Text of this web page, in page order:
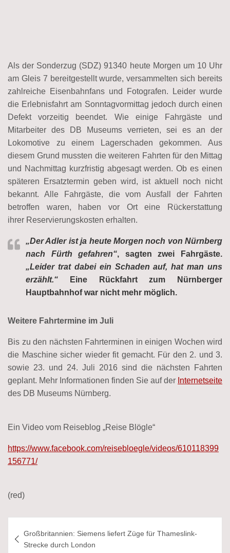
Als der Sonderzug (SDZ) 91340 heute Morgen um 10 Uhr
am Gleis 7 bereitgestellt wurde, versammelten sich bereits
zahlreiche Eisenbahnfans und Fotografen. Leider wurde
die Erlebnisfahrt am Sonntagvormittag jedoch durch einen
Defekt vorzeitig beendet. Wie einige Fahrgäste und
Mitarbeiter des DB Museums verrieten, sei es an der
Lokomotive zu einem Lagerschaden gekommen. Aus
diesem Grund mussten die weiteren Fahrten für den Mittag
und Nachmittag kurzfristig abgesagt werden. Ob es einen
späteren Ersatztermin geben wird, ist aktuell noch nicht
bekannt. Alle Fahrgäste, die vom Ausfall der Fahrten
betroffen waren, haben vor Ort eine Rückerstattung
ihrer Reservierungskosten erhalten.
„Der Adler ist ja heute Morgen noch von Nürnberg
nach Fürth gefahren“, sagten zwei Fahrgäste.
„Leider trat dabei ein Schaden auf, hat man uns
erzählt.“ Eine Rückfahrt zum Nürnberger
Hauptbahnhof war nicht mehr möglich.
Weitere Fahrtermine im Juli
Bis zu den nächsten Fahrterminen in einigen Wochen wird
die Maschine sicher wieder fit gemacht. Für den 2. und 3.
sowie 23. und 24. Juli 2016 sind die nächsten Fahrten
geplant. Mehr Informationen finden Sie auf der Internetseite
des DB Museums Nürnberg.
Ein Video vom Reiseblog „Reise Blögle“
https://www.facebook.com/reisebloegle/videos/610118399
156771/
(red)
Großbritannien: Siemens liefert Züge für Thameslink-
Strecke durch London